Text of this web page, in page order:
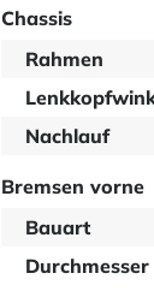
Chassis
Rahmen
Nachlauf
Bremsen vorne
Bauart
Durchmesser